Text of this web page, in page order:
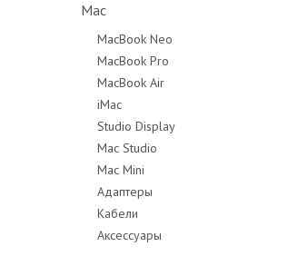
Mac
MacBook Neo
MacBook Pro
MacBook Pro 14"
MacBook Pro 16"
MacBook Air
iMac
Studio Display
Mac Studio
Mac Mini
Адаптеры
Кабели
Аксессуары